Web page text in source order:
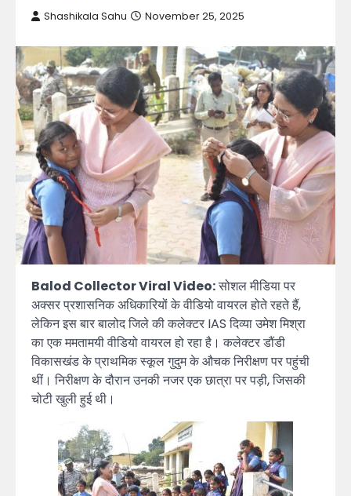
Shashikala Sahu November 25, 2025
Balod Collector Viral Video:सोशल मीडिया पर
अक्सर प्रशासनिक अधिकारियों के वीडियो वायरल होते रहते हैं,
लेकिन इस बार बालोद जिले की कलेक्टर IAS दिव्या उमेश मिश्रा
का एक ममतामयी वीडियो वायरल हो रहा है। कलेक्टर डौंडी
विकासखंड के प्राथमिक स्कूल गुदुम के औचक निरीक्षण पर पहुंची
थीं। निरीक्षण के दौरान उनकी नजर एक छात्रा पर पड़ी, जिसकी
चोटी खुली हुई थी।